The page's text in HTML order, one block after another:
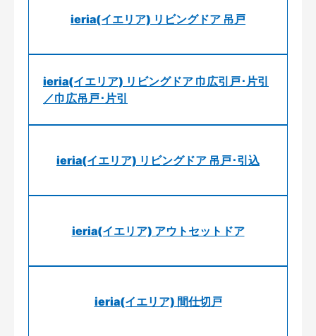
ieria(イエリア) リビングドア 吊戸
ieria(イエリア) リビングドア 巾広引戸･片引
／巾広吊戸･片引
ieria(イエリア) リビングドア 吊戸･引込
ieria(イエリア) アウトセットドア
ieria(イエリア) 間仕切戸